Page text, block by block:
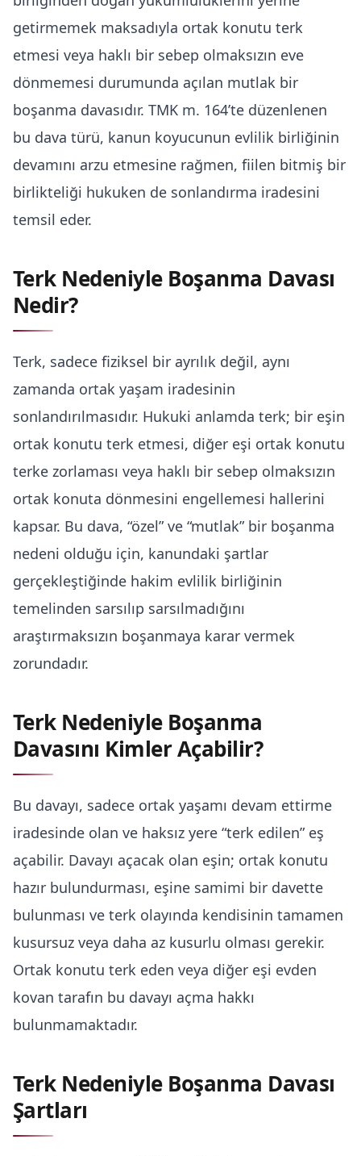
Kira Hukuku
getirmemek maksadıyla ortak konutu terk
etmesi veya haklı bir sebep olmaksızın eve
dönmemesi durumunda açılan mutlak bir
boşanma davasıdır. TMK m. 164’te düzenlenen
bu dava türü, kanun koyucunun evlilik birliğinin
devamını arzu etmesine rağmen, fiilen bitmiş bir
birlikteliği hukuken de sonlandırma iradesini
temsil eder.
Terk Nedeniyle Boşanma Davası
Nedir?
Terk, sadece fiziksel bir ayrılık değil, aynı
zamanda ortak yaşam iradesinin
sonlandırılmasıdır. Hukuki anlamda terk; bir eşin
ortak konutu terk etmesi, diğer eşi ortak konutu
terke zorlaması veya haklı bir sebep olmaksızın
ortak konuta dönmesini engellemesi hallerini
kapsar. Bu dava, “özel” ve “mutlak” bir boşanma
nedeni olduğu için, kanundaki şartlar
gerçekleştiğinde hakim evlilik birliğinin
temelinden sarsılıp sarsılmadığını
araştırmaksızın boşanmaya karar vermek
zorundadır.
Terk Nedeniyle Boşanma
Davasını Kimler Açabilir?
Bu davayı, sadece ortak yaşamı devam ettirme
iradesinde olan ve haksız yere “terk edilen” eş
açabilir. Davayı açacak olan eşin; ortak konutu
hazır bulundurması, eşine samimi bir davette
bulunması ve terk olayında kendisinin tamamen
kusursuz veya daha az kusurlu olması gerekir.
Ortak konutu terk eden veya diğer eşi evden
kovan tarafın bu davayı açma hakkı
bulunmamaktadır.
Terk Nedeniyle Boşanma Davası
Şartları